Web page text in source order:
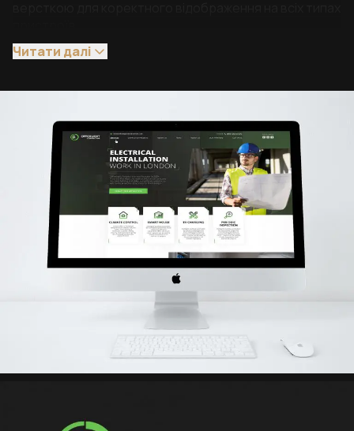
Було повністю перероблено структуру: від одного
екрана до повноцінного сайту з логічною навігацією,
перевагах компанії.
панель для управління контентом, проведено
оптимізацію та тестування проєкту перед запуском.
Результат
Компанія отримала сучасний сайт-візитку з
оновленим брендингом, продуманою структурою та
зручним інтерфейсом, який почав генерувати заявки
та працювати як повноцінний інструмент залучення
клієнтів.
Технології
Структура проєкту (Mind Map)
Figma (UX/UI дизайн)
Читати далі